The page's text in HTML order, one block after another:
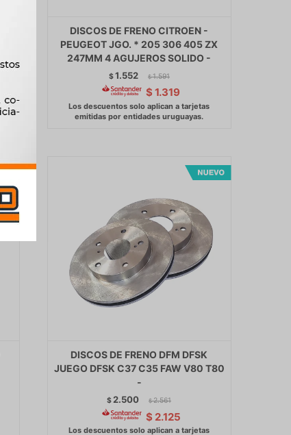
DISCOS DE FRENO CITROEN -
PEUGEOT JGO. * 205 306 405 ZX
247MM 4 AGUJEROS SOLIDO -
$1.552 $ 1.591
$ 1.319
DISCOS DE FRENO DFM DFSK
JUEGO DFSK C37 C35 FAW V80 T80
-
$ 2.500 $ 2.561
$ 2.125